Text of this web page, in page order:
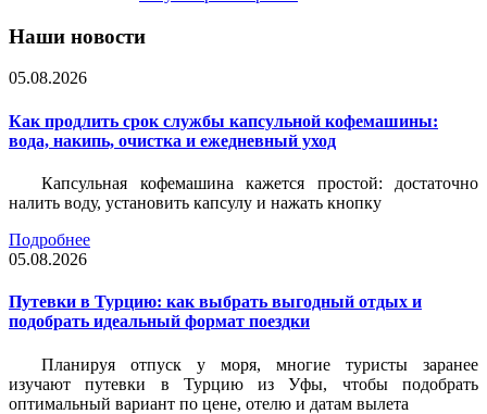
Наши новости
05.08.2026
Как продлить срок службы капсульной кофемашины:
вода, накипь, очистка и ежедневный уход
Капсульная кофемашина кажется простой: достаточно
налить воду, установить капсулу и нажать кнопку
Подробнее
05.08.2026
Путевки в Турцию: как выбрать выгодный отдых и
подобрать идеальный формат поездки
Планируя отпуск у моря, многие туристы заранее
изучают путевки в Турцию из Уфы, чтобы подобрать
оптимальный вариант по цене, отелю и датам вылета